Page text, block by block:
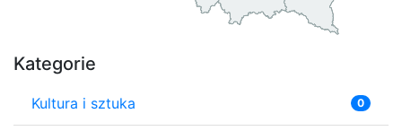
Kategorie
Kultura i sztuka 0